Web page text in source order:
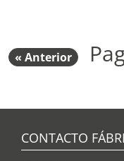
de valor a cada
veces no
queremos lograr.
« Anterior
CONTACTO